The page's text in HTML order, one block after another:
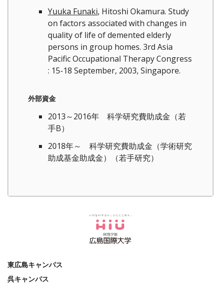
Yuuka Funaki, Hitoshi Okamura. Study
on factors associated with changes in
quality of life of demented elderly
persons in group homes. 3rd Asia
Pacific Occupational Therapy Congress
: 15-18 September, 2003, Singapore.
外部資金
2013～2016年 科学研究費助成金（若
手B）
2018年～ 科学研究費助成金（学術研究
助成基金助成金）（若手研究）
東広島キャンパス
呉キャンパス